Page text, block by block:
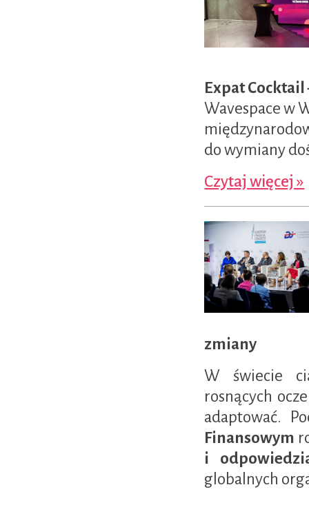
Expat
Wavespace w
do wymiany
Czytaj więcej »
zmiany
W świecie
rosnących
adaptować.
Finansowym
i
globalnych